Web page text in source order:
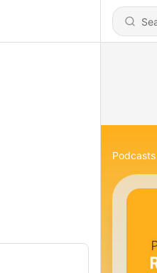
Podcasts